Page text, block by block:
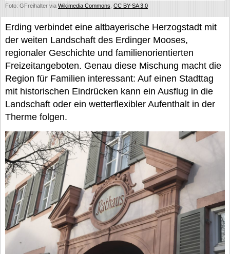
Foto: GFreihalter via Wikimedia Commons CC BY-SA 3.0
Erding verbindet eine altbayerische Herzogstadt mit
der weiten Landschaft des Erdinger Mooses,
regionaler Geschichte und familienorientierten
Freizeitangeboten. Genau diese Mischung macht die
Region für Familien interessant: Auf einen Stadttag
mit historischen Eindrücken kann ein Ausflug in die
Landschaft oder ein wetterflexibler Aufenthalt in der
Therme folgen.